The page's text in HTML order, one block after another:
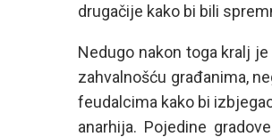
drugačije kako bi bili
Nedugo nakon toga kralj
zahvalnošću građanima,
feudalcima kako bi
anarhija. Pojedine